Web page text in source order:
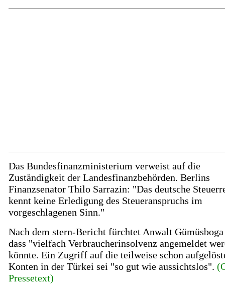
Das Bundesfinanzministerium verweist auf die
Zuständigkeit der Landesfinanzbehörden. Berlins
Finanzsenator Thilo Sarrazin: "Das deutsche
kennt keine Erledigung des Steueranspruchs im
vorgeschlagenen Sinn."
Nach dem stern-Bericht fürchtet Anwalt
dass "vielfach Verbraucherinsolvenz angemeldet
könnte. Ein Zugriff auf die teilweise schon
Konten in der Türkei sei "so gut wie aussichtslos".
Pressetext)